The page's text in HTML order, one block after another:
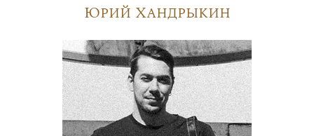
Юрий Хандрыкин